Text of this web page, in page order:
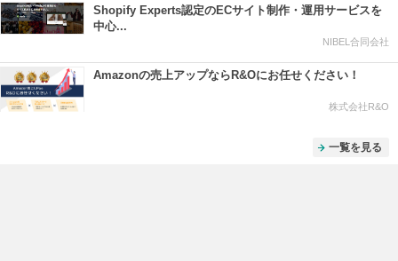
Shopify Experts認定のECサイト制作・運用サービスを
中心...
NIBEL合同会社
Amazonの売上アップならR&Oにお任せください！
株式会社R&O
一覧を見る